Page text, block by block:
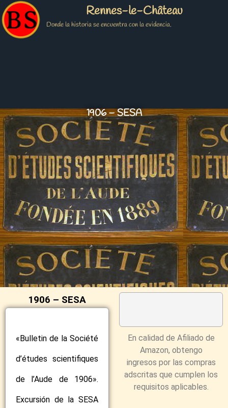
Rennes-le-Château
Donde la historia se encuentra con la evidencia.
1906 – SESA
1906 – SESA
«Bulletin de la Société
d’études scientifiques
de l’Aude de 1906».
Excursión de la SESA
En calidad de Afiliado de
Amazon, obtengo
ingresos por las compras
adscritas que cumplen los
requisitos aplicables.